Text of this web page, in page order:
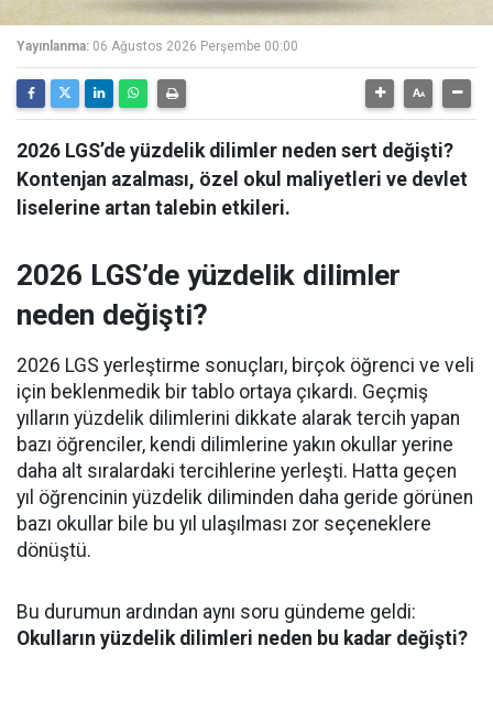
Yayınlanma: 06 Ağustos 2026 Perşembe 00:00
2026 LGS’de yüzdelik dilimler neden sert değişti?
Kontenjan azalması, özel okul maliyetleri ve devlet
liselerine artan talebin etkileri.
2026 LGS’de yüzdelik dilimler
neden değişti?
2026 LGS yerleştirme sonuçları, birçok öğrenci ve veli
için beklenmedik bir tablo ortaya çıkardı. Geçmiş
yılların yüzdelik dilimlerini dikkate alarak tercih yapan
bazı öğrenciler, kendi dilimlerine yakın okullar yerine
daha alt sıralardaki tercihlerine yerleşti. Hatta geçen
yıl öğrencinin yüzdelik diliminden daha geride görünen
bazı okullar bile bu yıl ulaşılması zor seçeneklere
dönüştü.
Bu durumun ardından aynı soru gündeme geldi:
Okulların yüzdelik dilimleri neden bu kadar değişti?